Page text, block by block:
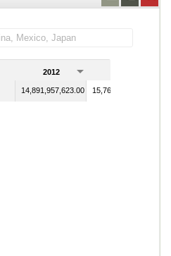
2012
14,891,957,623.00 15,769,357,572.00